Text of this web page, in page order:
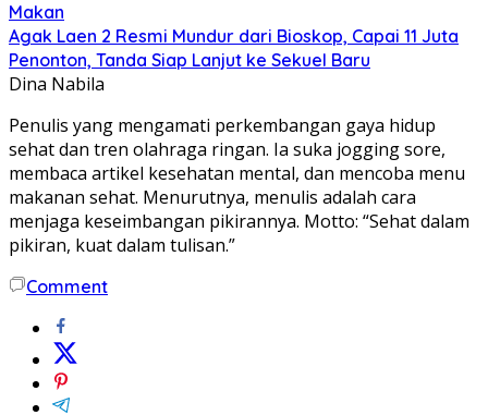
Makan
Agak Laen 2 Resmi Mundur dari Bioskop, Capai 11 Juta
Penonton, Tanda Siap Lanjut ke Sekuel Baru
Dina Nabila
Penulis yang mengamati perkembangan gaya hidup
sehat dan tren olahraga ringan. Ia suka jogging sore,
membaca artikel kesehatan mental, dan mencoba menu
makanan sehat. Menurutnya, menulis adalah cara
menjaga keseimbangan pikirannya. Motto: “Sehat dalam
pikiran, kuat dalam tulisan.”
Comment